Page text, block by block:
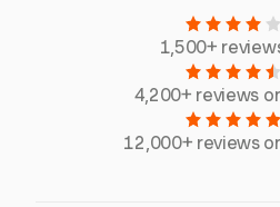
1,500+
4,200+ reviews
12,000+ reviews